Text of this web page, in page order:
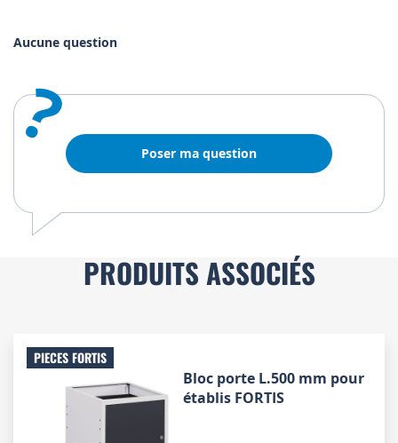
Aucune question
? Poser ma question
PRODUITS ASSOCIÉS
PIECES FORTIS
Bloc porte L.500 mm pour
établis FORTIS